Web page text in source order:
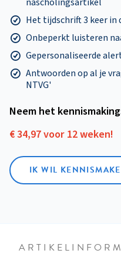
Het tijdschrift 3 keer in
Onbeperkt luisteren
Gepersonaliseerde
Antwoorden op al je
NTVG'
Neem het
€ 34,97 voor 12 weken!
IK WIL